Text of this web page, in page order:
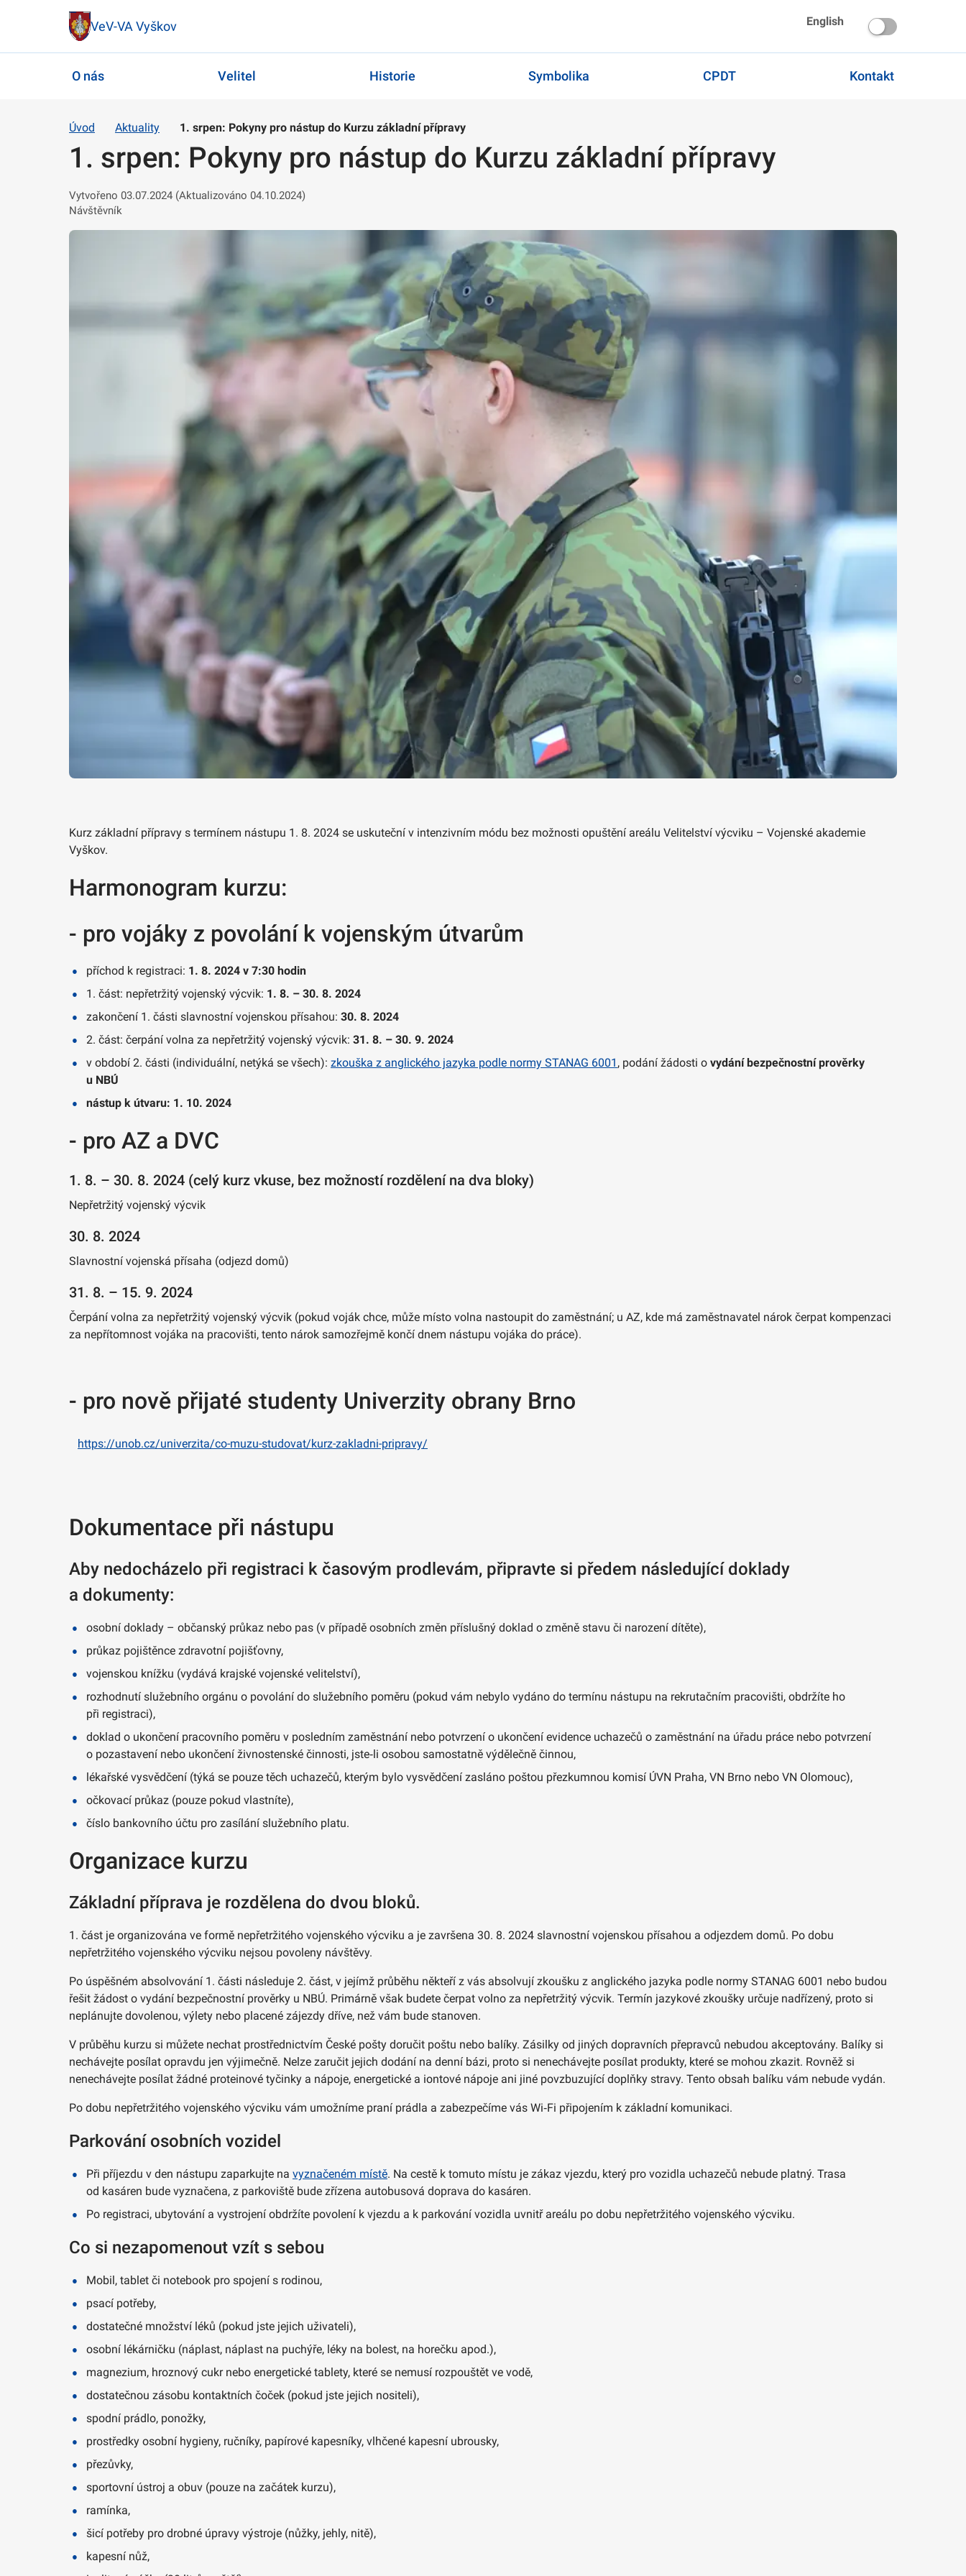
VeV-VA Vyškov English
O nás Velitel Historie Symbolika CPDT Kontakt
Úvod Aktuality 1. srpen: Pokyny pro nástup do Kurzu základní přípravy
1. srpen: Pokyny pro nástup do Kurzu základní přípravy
Vytvořeno 03.07.2024 (Aktualizováno 04.10.2024)
Návštěvník
Kurz základní přípravy s termínem nástupu 1. 8. 2024 se uskuteční v intenzivním módu bez možnosti opuštění areálu Velitelství výcviku – Vojenské akademie
Vyškov.
Harmonogram kurzu:
- pro vojáky z povolání k vojenským útvarům
příchod k registraci: 1. 8. 2024 v 7:30 hodin
1. část: nepřetržitý vojenský výcvik: 1. 8. – 30. 8. 2024
zakončení 1. části slavnostní vojenskou přísahou: 30. 8. 2024
2. část: čerpání volna za nepřetržitý vojenský výcvik: 31. 8. – 30. 9. 2024
v období 2. části (individuální, netýká se všech): zkouška z anglického jazyka podle normy STANAG 6001 , podání žádosti o vydání bezpečnostní prověrky
u NBÚ
nástup k útvaru: 1. 10. 2024
- pro AZ a DVC
1. 8. – 30. 8. 2024 (celý kurz vkuse, bez možností rozdělení na dva bloky)
Nepřetržitý vojenský výcvik
30. 8. 2024
Slavnostní vojenská přísaha (odjezd domů)
31. 8. – 15. 9. 2024
Čerpání volna za nepřetržitý vojenský výcvik (pokud voják chce, může místo volna nastoupit do zaměstnání; u AZ, kde má zaměstnavatel nárok čerpat kompenzaci
za nepřítomnost vojáka na pracovišti, tento nárok samozřejmě končí dnem nástupu vojáka do práce).
- pro nově přijaté studenty Univerzity obrany Brno
https://unob.cz/univerzita/co-muzu-studovat/kurz-zakladni-pripravy/
Dokumentace při nástupu
Aby nedocházelo při registraci k časovým prodlevám, připravte si předem následující doklady
a dokumenty:
osobní doklady – občanský průkaz nebo pas (v případě osobních změn příslušný doklad o změně stavu či narození dítěte),
průkaz pojištěnce zdravotní pojišťovny,
vojenskou knížku (vydává krajské vojenské velitelství),
rozhodnutí služebního orgánu o povolání do služebního poměru (pokud vám nebylo vydáno do termínu nástupu na rekrutačním pracovišti, obdržíte ho
při registraci),
doklad o ukončení pracovního poměru v posledním zaměstnání nebo potvrzení o ukončení evidence uchazečů o zaměstnání na úřadu práce nebo potvrzení
o pozastavení nebo ukončení živnostenské činnosti, jste‑li osobou samostatně výdělečně činnou,
lékařské vysvědčení (týká se pouze těch uchazečů, kterým bylo vysvědčení zasláno poštou přezkumnou komisí ÚVN Praha, VN Brno nebo VN Olomouc),
očkovací průkaz (pouze pokud vlastníte),
číslo bankovního účtu pro zasílání služebního platu.
Organizace kurzu
Základní příprava je rozdělena do dvou bloků.
1. část je organizována ve formě nepřetržitého vojenského výcviku a je završena 30. 8. 2024 slavnostní vojenskou přísahou a odjezdem domů. Po dobu
nepřetržitého vojenského výcviku nejsou povoleny návštěvy.
Po úspěšném absolvování 1. části následuje 2. část, v jejímž průběhu někteří z vás absolvují zkoušku z anglického jazyka podle normy STANAG 6001 nebo budou
řešit žádost o vydání bezpečnostní prověrky u NBÚ. Primárně však budete čerpat volno za nepřetržitý výcvik. Termín jazykové zkoušky určuje nadřízený, proto si
neplánujte dovolenou, výlety nebo placené zájezdy dříve, než vám bude stanoven.
V průběhu kurzu si můžete nechat prostřednictvím České pošty doručit poštu nebo balíky. Zásilky od jiných dopravních přepravců nebudou akceptovány. Balíky si
nechávejte posílat opravdu jen výjimečně. Nelze zaručit jejich dodání na denní bázi, proto si nenechávejte posílat produkty, které se mohou zkazit. Rovněž si
nenechávejte posílat žádné proteinové tyčinky a nápoje, energetické a iontové nápoje ani jiné povzbuzující doplňky stravy. Tento obsah balíku vám nebude vydán.
Po dobu nepřetržitého vojenského výcviku vám umožníme praní prádla a zabezpečíme vás Wi‑Fi připojením k základní komunikaci.
Parkování osobních vozidel
Při příjezdu v den nástupu zaparkujte na vyznačeném místě. Na cestě k tomuto místu je zákaz vjezdu, který pro vozidla uchazečů nebude platný. Trasa
od kasáren bude vyznačena, z parkoviště bude zřízena autobusová doprava do kasáren.
Po registraci, ubytování a vystrojení obdržíte povolení k vjezdu a k parkování vozidla uvnitř areálu po dobu nepřetržitého vojenského výcviku.
Co si nezapomenout vzít s sebou
Mobil, tablet či notebook pro spojení s rodinou,
psací potřeby,
dostatečné množství léků (pokud jste jejich uživateli),
osobní lékárničku (náplast, náplast na puchýře, léky na bolest, na horečku apod.),
magnezium, hroznový cukr nebo energetické tablety, které se nemusí rozpouštět ve vodě,
dostatečnou zásobu kontaktních čoček (pokud jste jejich nositeli),
spodní prádlo, ponožky,
prostředky osobní hygieny, ručníky, papírové kapesníky, vlhčené kapesní ubrousky,
přezůvky,
sportovní ústroj a obuv (pouze na začátek kurzu),
ramínka,
šicí potřeby pro drobné úpravy výstroje (nůžky, jehly, nitě),
kapesní nůž,